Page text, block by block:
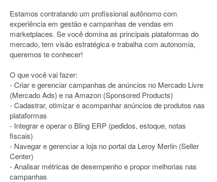
Estamos contratando um profissional autônomo com
experiência em gestão e campanhas de vendas em
marketplaces. Se você domina as principais plataformas do
mercado, tem visão estratégica e trabalha com autonomia,
queremos te conhecer!
O que você vai fazer:
- Criar e gerenciar campanhas de anúncios no Mercado Livre
(Mercado Ads) e na Amazon (Sponsored Products)
- Cadastrar, otimizar e acompanhar anúncios de produtos nas
plataformas
- Integrar e operar o Bling ERP (pedidos, estoque, notas
fiscais)
- Navegar e gerenciar a loja no portal da Leroy Merlin (Seller
Center)
- Analisar métricas de desempenho e propor melhorias nas
campanhas